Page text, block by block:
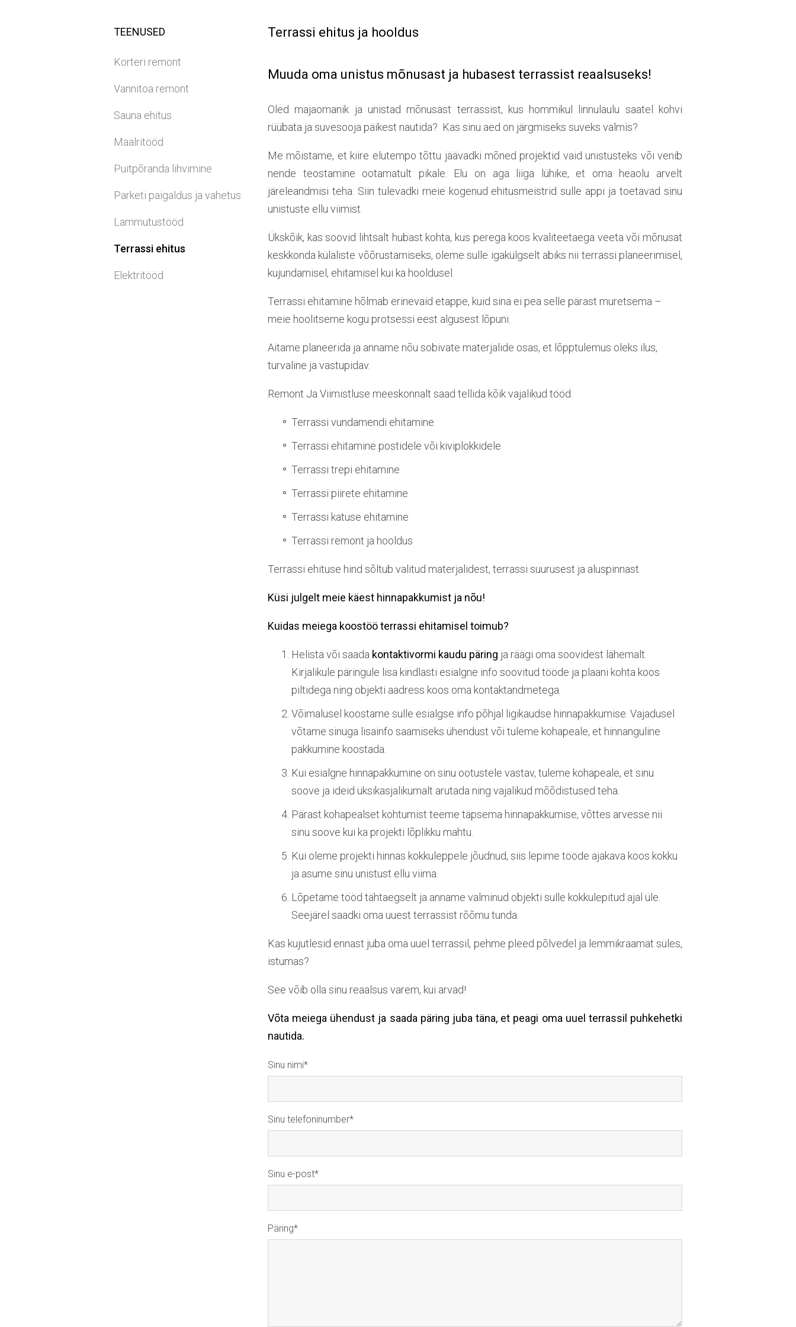
TEENUSED
Korteri remont
Vannitoa remont
Sauna ehitus
Maalritööd
Puitpõranda lihvimine
Parketi paigaldus ja vahetus
Lammutustööd
Terrassi ehitus
Elektritööd
Terrassi ehitus ja hooldus
Muuda oma unistus mõnusast ja hubasest terrassist reaalsuseks!
Oled majaomanik ja unistad mõnusast terrassist, kus hommikul linnulaulu saatel kohvi
rüübata ja suvesooja päikest nautida? Kas sinu aed on järgmiseks suveks valmis?
Me mõistame, et kiire elutempo tõttu jäävadki mõned projektid vaid unistusteks või venib
nende teostamine ootamatult pikale. Elu on aga liiga lühike, et oma heaolu arvelt
järeleandmisi teha. Siin tulevadki meie kogenud ehitusmeistrid sulle appi ja toetavad sinu
unistuste ellu viimist.
Ükskõik, kas soovid lihtsalt hubast kohta, kus perega koos kvaliteetaega veeta või mõnusat
keskkonda külaliste võõrustamiseks, oleme sulle igakülgselt abiks nii terrassi planeerimisel,
kujundamisel, ehitamisel kui ka hooldusel.
Terrassi ehitamine hõlmab erinevaid etappe, kuid sina ei pea selle pärast muretsema –
meie hoolitseme kogu protsessi eest algusest lõpuni.
Aitame planeerida ja anname nõu sobivate materjalide osas, et lõpptulemus oleks ilus,
turvaline ja vastupidav.
Remont Ja Viimistluse meeskonnalt saad tellida kõik vajalikud tööd:
Terrassi vundamendi ehitamine
Terrassi ehitamine postidele või kiviplokkidele
Terrassi trepi ehitamine
Terrassi piirete ehitamine
Terrassi katuse ehitamine
Terrassi remont ja hooldus
Terrassi ehituse hind sõltub valitud materjalidest, terrassi suurusest ja aluspinnast.
Küsi julgelt meie käest hinnapakkumist ja nõu!
Kuidas meiega koostöö terrassi ehitamisel toimub?
Helista või saada kontaktivormi kaudu päring ja räägi oma soovidest lähemalt.
Kirjalikule päringule lisa kindlasti esialgne info soovitud tööde ja plaani kohta koos
piltidega ning objekti aadress koos oma kontaktandmetega.
Võimalusel koostame sulle esialgse info põhjal
ligikaudse hinnapakkumise Vajadusel
võtame sinuga lisainfo saamiseks ühendust või tuleme kohapeale, et hinnanguline
pakkumine koostada.
Kui esialgne hinnapakkumine on sinu ootustele vastav, tuleme kohapeale, et sinu
soove ja ideid üksikasjalikumalt arutada ning vajalikud mõõdistused teha.
Pärast kohapealset kohtumist teeme täpsema hinnapakkumise, võttes arvesse nii
sinu soove kui ka projekti lõplikku mahtu.
Kui oleme projekti hinnas kokkuleppele jõudnud, siis lepime tööde ajakava koos kokku
ja asume sinu unistust ellu viima.
Lõpetame tööd tähtaegselt ja anname valminud objekti sulle kokkulepitud ajal üle.
Seejärel saadki oma uuest terrassist rõõmu tunda.
Kas kujutlesid ennast juba oma uuel terrassil, pehme pleed põlvedel ja lemmikraamat süles,
istumas?
See võib olla sinu reaalsus varem, kui arvad!
Võta meiega ühendust ja saada päring juba täna, et peagi oma uuel terrassil puhkehetki
nautida.
Sinu nimi
Sinu telefoninumber
Sinu e-post
Päring